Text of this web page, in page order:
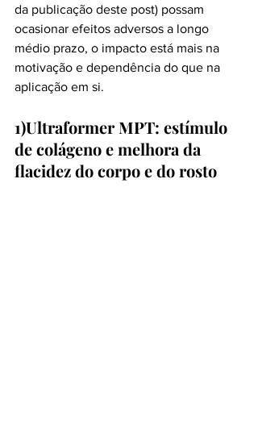
da publicação deste post) possam
ocasionar efeitos adversos a longo
médio prazo, o impacto está mais na
motivação e dependência do que na
aplicação em si.
1)Ultraformer MPT: estímulo
de colágeno e melhora da
flacidez do corpo e do rosto